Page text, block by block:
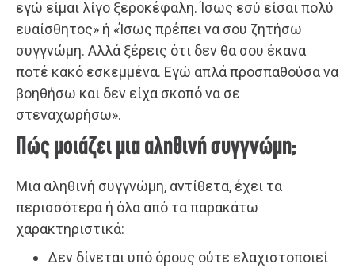
εγώ είμαι λίγο ξεροκέφαλη. Ίσως εσύ είσαι πολύ
ευαίσθητος» ή «Ίσως πρέπει να σου ζητήσω
συγγνώμη. Αλλά ξέρεις ότι δεν θα σου έκανα
ποτέ κακό εσκεμμένα. Εγώ απλά προσπαθούσα να
βοηθήσω και δεν είχα σκοπό να σε
στεναχωρήσω».
Πώς μοιάζει μια αληθινή συγγνώμη;
Μια αληθινή συγγνώμη, αντίθετα, έχει τα
περισσότερα ή όλα από τα παρακάτω
χαρακτηριστικά:
Δεν δίνεται υπό όρους ούτε ελαχιστοποιεί